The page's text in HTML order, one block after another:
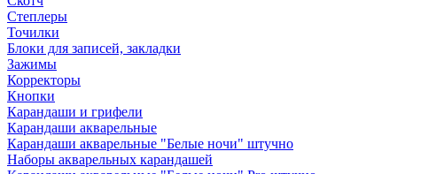
Степлеры
Точилки
Блоки для записей, закладки
Зажимы
Корректоры
Кнопки
Карандаши и грифели
Карандаши акварельные
Карандаши акварельные "Белые ночи" штучно
Наборы акварельных карандашей